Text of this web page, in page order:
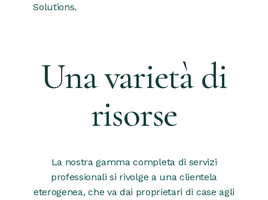
Solutions.
Una varietà di
risorse
La nostra gamma completa di servizi
professionali si rivolge a una clientela
eterogenea, che va dai proprietari di case agli